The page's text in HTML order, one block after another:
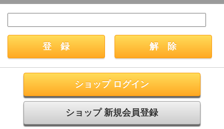
ショップ ログイン
ショップ 新規会員登録